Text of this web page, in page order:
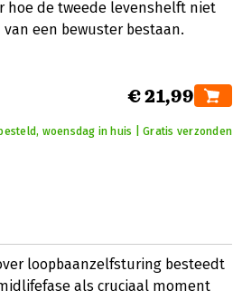
hoe de tweede levenshelft niet
een bewuster bestaan.
€ 21,99
woensdag in huis | Gratis verzonden
loopbaanzelfsturing besteedt
als cruciaal moment